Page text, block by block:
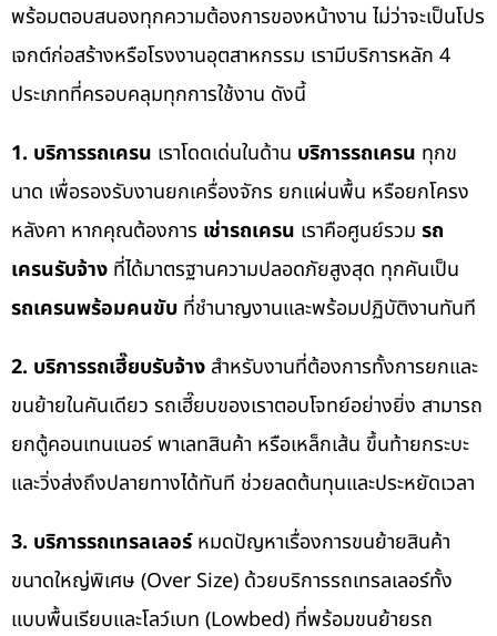
พร้อมตอบสนองทุกความต้องการของหน้างาน ไม่ว่าจะเป็นโปร
เจกต์ก่อสร้างหรือโรงงานอุตสาหกรรม เรามีบริการหลัก 4
ประเภทที่ครอบคลุมทุกการใช้งาน ดังนี้
1. บริการรถเครน เราโดดเด่นในด้าน บริการรถเครน ทุกข
นาด เพื่อรองรับงานยกเครื่องจักร ยกแผ่นพื้น หรือยกโครง
หลังคา หากคุณต้องการ เช่ารถเครน เราคือศูนย์รวม รถ
เครนรับจ้าง ที่ได้มาตรฐานความปลอดภัยสูงสุด ทุกคันเป็น
รถเครนพร้อมคนขับ ที่ชำนาญงานและพร้อมปฏิบัติงานทันที
2. บริการรถเฮี๊ยบรับจ้าง สำหรับงานที่ต้องการทั้งการยกและ
ขนย้ายในคันเดียว รถเฮี๊ยบของเราตอบโจทย์อย่างยิ่ง สามารถ
ยกตู้คอนเทนเนอร์ พาเลทสินค้า หรือเหล็กเส้น ขึ้นท้ายกระบะ
และวิ่งส่งถึงปลายทางได้ทันที ช่วยลดต้นทุนและประหยัดเวลา
3. บริการรถเทรลเลอร์หมดปัญหาเรื่องการขนย้ายสินค้า
ขนาดใหญ่พิเศษ (Over Size) ด้วยบริการรถเทรลเลอร์ทั้ง
แบบพื้นเรียบและโลว์เบท (Lowbed) ที่พร้อมขนย้ายรถ